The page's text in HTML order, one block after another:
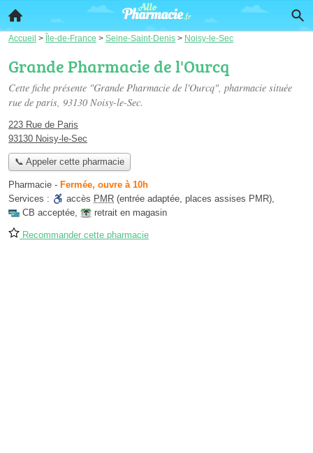
Accueil > Île-de-France > Seine-Saint-Denis > Noisy-le-Sec
Grande Pharmacie de l'Ourcq
Cette fiche présente "Grande Pharmacie de l'Ourcq", pharmacie située
rue de paris, 93130 Noisy-le-Sec.
223 Rue de Paris
93130 Noisy-le-Sec
📞 Appeler cette pharmacie
Pharmacie - Fermée, ouvre à 10h
Services :
accès PMR (entrée adaptée, places assises PMR),
CB acceptée, retrait en magasin
Recommander cette pharmacie